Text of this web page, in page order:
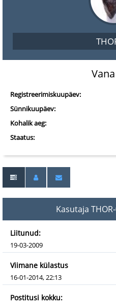
Registreerimiskuupäev:
Sünnikuupäev:
Kohalik aeg:
Staatus:
Kasutaja
Liitunud:
19-03-2009
Viimane külastus
16-01-2014, 22:13
Postitusi kokku: